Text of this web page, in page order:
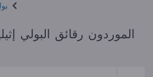
الموردون رقائق البولي